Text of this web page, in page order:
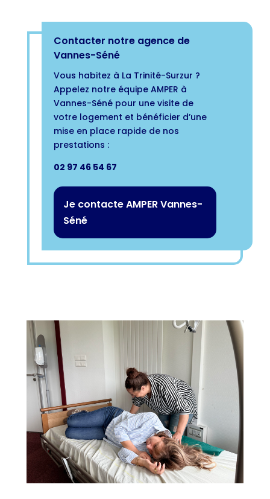
Contacter notre agence de
Vannes-Séné
Vous habitez à La Trinité-Surzur ?
Appelez notre équipe AMPER à
Vannes-Séné pour une visite de
votre logement et bénéficier d’une
mise en place rapide de nos
prestations :
02 97 46 54 67
Je contacte AMPER Vannes-
Séné